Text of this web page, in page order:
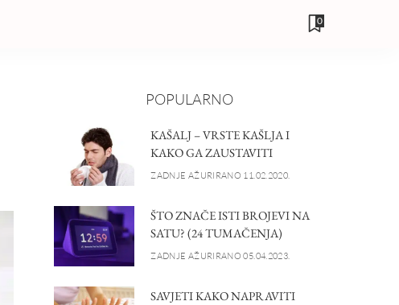
0
POPULARNO
KAŠALJ – VRSTE KAŠLJA I
KAKO GA ZAUSTAVITI
ZADNJE AŽURIRANO 11.02.2020.
ŠTO ZNAČE ISTI BROJEVI NA
SATU? (24 TUMAČENJA)
ZADNJE AŽURIRANO 05.04.2023.
SAVJETI KAKO NAPRAVITI